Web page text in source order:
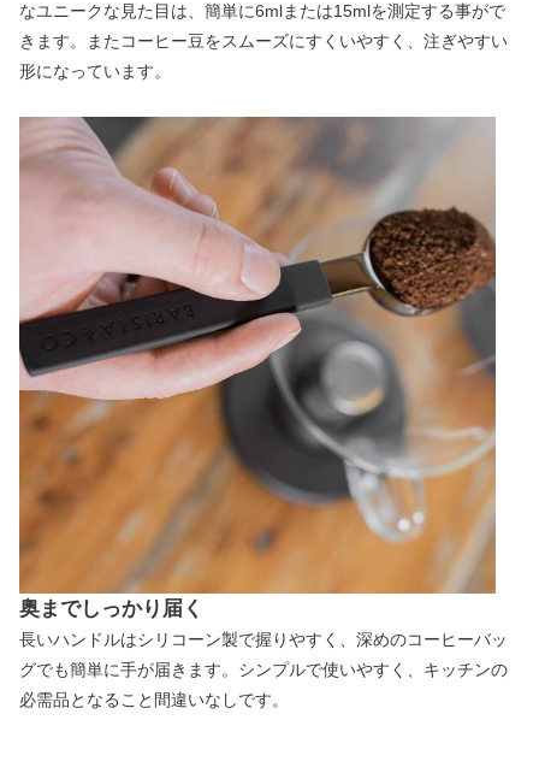
なユニークな見た目は、簡単に6mlまたは15mlを測定する事がで
きます。またコーヒー豆をスムーズにすくいやすく、注ぎやすい
形になっています。
奥までしっかり届く
長いハンドルはシリコーン製で握りやすく、深めのコーヒーバッ
グでも簡単に手が届きます。シンプルで使いやすく、キッチンの
必需品となること間違いなしです。